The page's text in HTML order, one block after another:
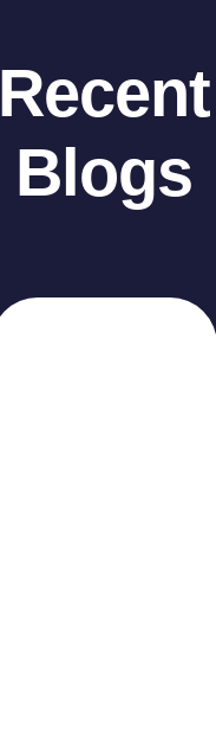
Recent
Blogs